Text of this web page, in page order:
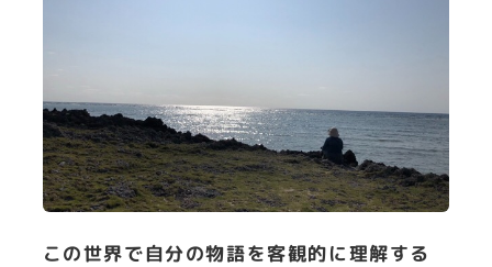
この世界で自分の物語を客観的に理解する